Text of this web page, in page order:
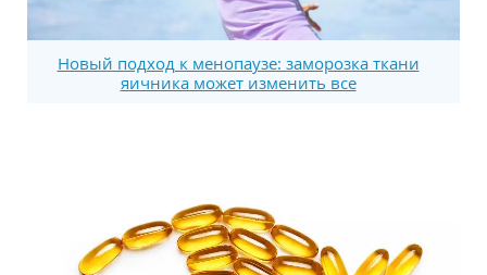
Новый подход к менопаузе: заморозка ткани
яичника может изменить все